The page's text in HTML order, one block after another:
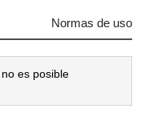
Normas de uso
es posible